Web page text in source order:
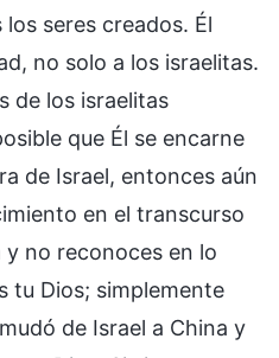
seres creados. Él
no solo a los israelitas.
de los israelitas
que Él se encarne
de Israel, entonces aún
en el transcurso
no reconoces en lo
tu Dios; simplemente
de Israel a China y